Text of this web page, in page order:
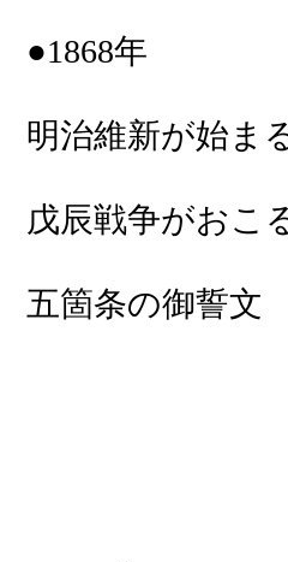
●1868年
明治維新が始ま
戊辰戦争がおこ
五箇条の御誓文